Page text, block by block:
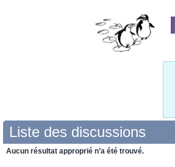
Liste des discussions
Aucun résultat approprié n’a été trouvé.